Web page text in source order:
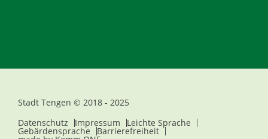
Stadt Tengen © 2018 - 2025
Datenschutz
Impressum Leichte Sprache
Gebärdensprache Barrierefreiheit